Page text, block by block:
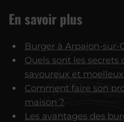
En savoir plus
Burger à Arpajon-sur-
Quels sont les secrets
savoureux et
Comment faire son
maison ?
Les avantages des